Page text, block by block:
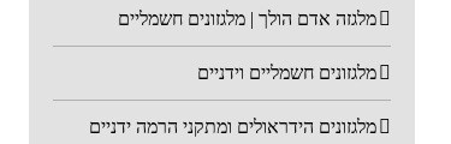
מלגזה אדם הולך | מלגזונים חשמליים
מלגזונים חשמליים וידניים
מלגזונים הידראולים ומתקני הרמה ידניים